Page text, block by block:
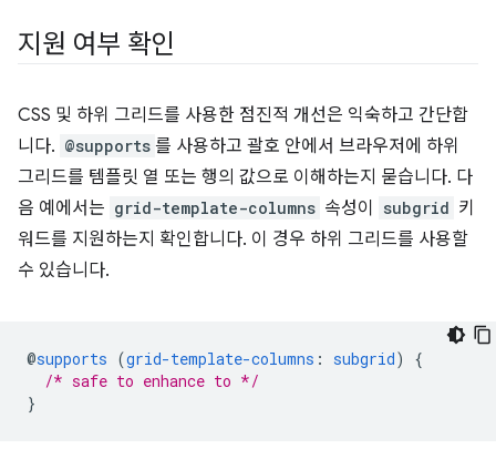
지원 여부 확인
CSS 및 하위 그리드를 사용한 점진적 개선은 익숙하고 간단합
니다. @supports 를 사용하고 괄호 안에서 브라우저에 하위
그리드를 템플릿 열 또는 행의 값으로 이해하는지 묻습니다. 다
음 예에서는 grid-template-columns 속성이 subgrid 키
워드를 지원하는지 확인합니다. 이 경우 하위 그리드를 사용할
수 있습니다.
@supports (grid-template-columns : subgrid)
{
/* safe to enhance to */
}